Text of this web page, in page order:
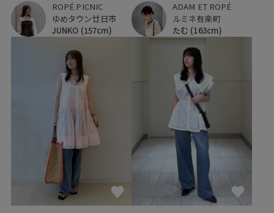
ROPÉ PICNIC
ゆめタウン廿日市
JUNKO (157cm)
ADAM ET ROPÉ
ルミネ有楽町
たむ (163cm)